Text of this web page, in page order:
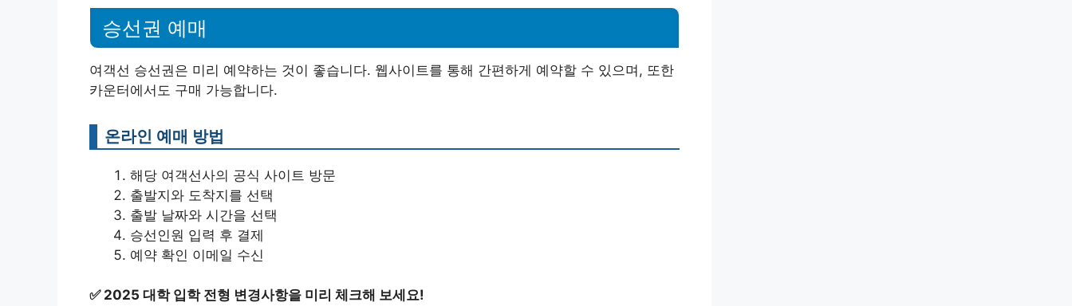
승선권 예매
여객선 승선권은 미리 예약하는 것이 좋습니다. 웹사이트를 통해 간편하게 예약할 수 있으며, 또한
카운터에서도 구매 가능합니다.
온라인 예매 방법
해당 여객선사의 공식 사이트 방문
출발지와 도착지를 선택
출발 날짜와 시간을 선택
승선인원 입력 후 결제
예약 확인 이메일 수신
✅ 2025 대학 입학 전형 변경사항을 미리 체크해 보세요!